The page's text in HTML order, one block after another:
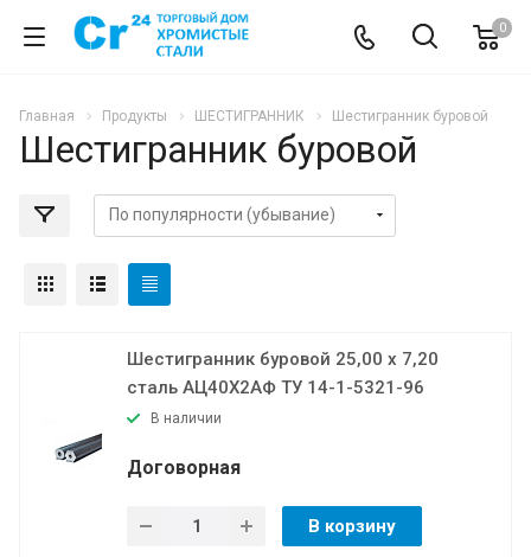
0
Главная Продукты ШЕСТИГРАННИК Шестигранник буровой
Шестигранник буровой
Шестигранник буровой 25,00 х 7,20
сталь АЦ40Х2АФ ТУ 14-1-5321-96
В наличии
Договорная
В корзину